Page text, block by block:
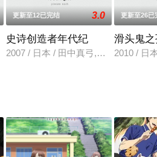
）
理,广桥凉,铃木千寻
更新至12已完结 3.0
史诗创造者年代纪
2007 / 日本 / 田中真弓,井上和彦,鹤广
更新至26已
滑头鬼
2010 / 日